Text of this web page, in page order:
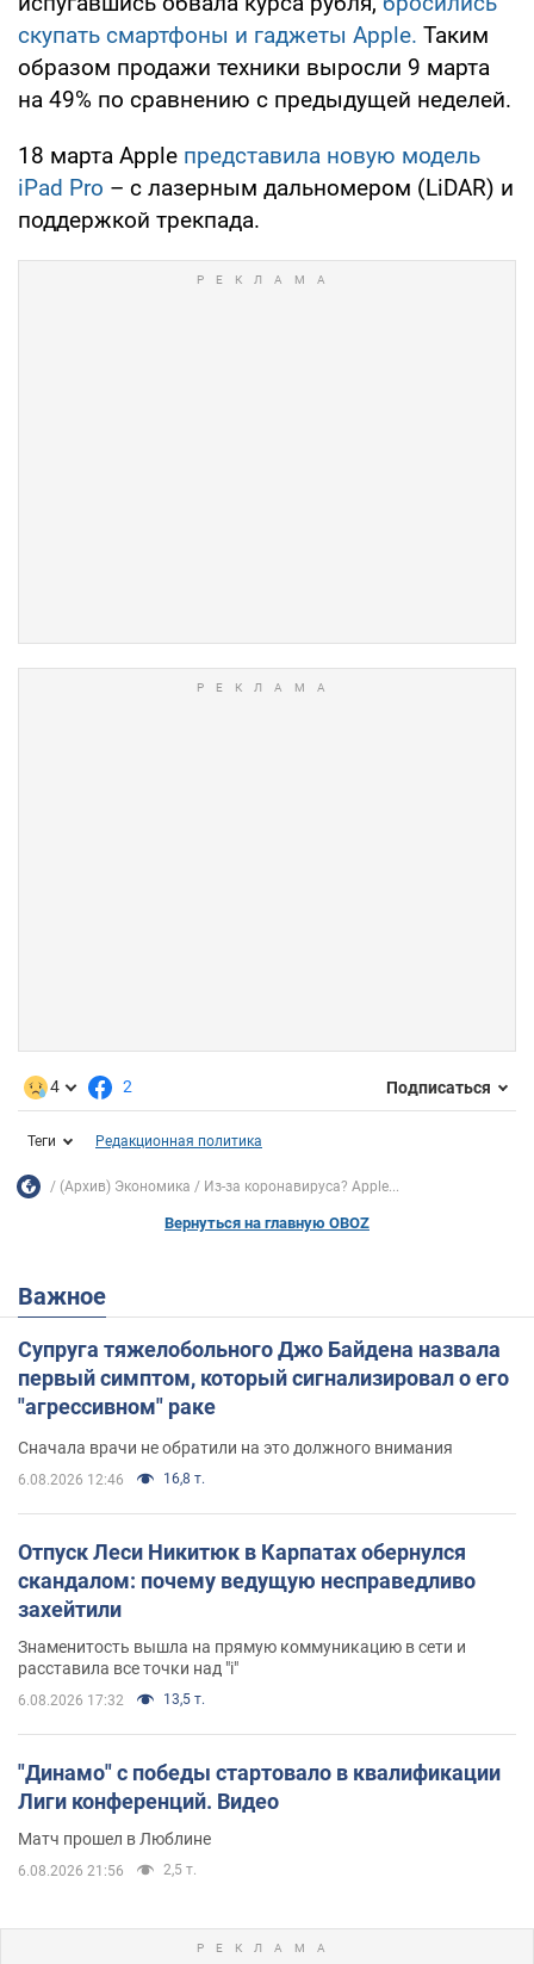
скупать смартфоны и гаджеты Apple. Таким
образом продажи техники выросли 9 марта
на 49% по сравнению с предыдущей неделей.
18 марта Apple представила новую модель
iPad Pro – с лазерным дальномером (LiDAR) и
поддержкой трекпада.
4 2 Подписаться
Теги Редакционная политика
(Архив) Экономика Из-за коронавируса? Apple...
Вернуться на главную OBOZ
Важное
Супруга тяжелобольного Джо Байдена назвала
первый симптом, который сигнализировал о его
"агрессивном" раке
Сначала врачи не обратили на это должного внимания
6.08.2026 12:46 16,8 т.
Отпуск Леси Никитюк в Карпатах обернулся
скандалом: почему ведущую несправедливо
захейтили
Знаменитость вышла на прямую коммуникацию в сети и
расставила все точки над "i"
6.08.2026 17:32 13,5 т.
"Динамо" с победы стартовало в квалификации
Лиги конференций. Видео
Матч прошел в Люблине
6.08.2026 21:56 2,5 т.